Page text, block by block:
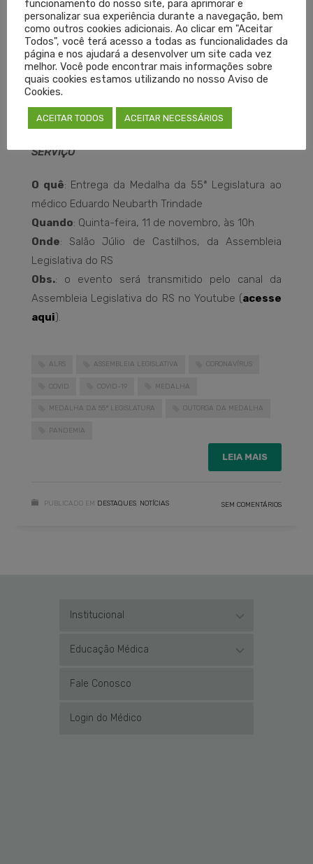
Sobre a Medalha
A Medalha da 55ª Legislatura é regulamentada pela
Resolução de Mesa 942/2009, e constitui
homenagem institucional da Assembleia Legislativa
jurídicas.
SERVIÇO
O quê: Entrega da Medalha da 55ª Legislatura ao
médico Eduardo Neubarth Trindade
Quando: Quinta-feira, 11 de novembro, às 10h
Onde: Salão Júlio de Castilhos, da Assembleia
Legislativa do RS
Obs.: o evento será transmitido pelo canal da
Assembleia Legislativa do RS no Youtube (acesse
aqui).
ALRS ASSEMBLEIA LEGISLATIVA CORONAVÍRUS
COVID COVID-19 MEDALHA
MEDALHA DA 55ª LEGISLATURA OUTORGA DA MEDALHA
PANDEMIA
LEIA MAIS
PUBLICADO EM DESTAQUES NOTÍCIAS SEM COMENTÁRIOS
Institucional
Educação Médica
Fale Conosco
Login do Médico
funcionamento do nosso site, para aprimorar e
personalizar sua experiência durante a navegação, bem
como outros cookies adicionais. Ao clicar em "Aceitar
Todos", você terá acesso a todas as funcionalidades da
página e nos ajudará a desenvolver um site cada vez
melhor. Você pode encontrar mais informações sobre
quais cookies estamos utilizando no nosso Aviso de
Cookies.
ACEITAR TODOS ACEITAR NECESSÁRIOS